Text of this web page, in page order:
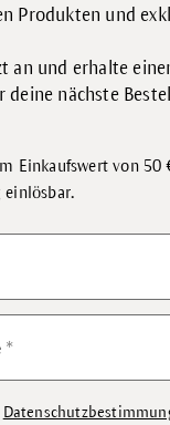
Produkten und
an und erhalte
deine nächste
Einkaufswert von 50
einlösbar.
*